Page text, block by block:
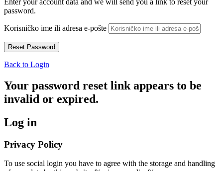
password.
Korisničko ime ili adresa e-pošte
Back to Login
Your password reset link appears to be
invalid or expired.
Log in
Privacy Policy
To use social login you have to agree with the storage and handling